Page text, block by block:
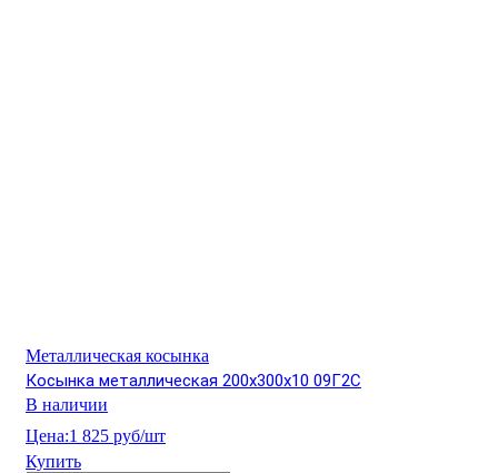
Металлическая косынка
Косынка металлическая 200х300х10 09Г2С
В наличии
Цена:1 825 руб/шт
Купить